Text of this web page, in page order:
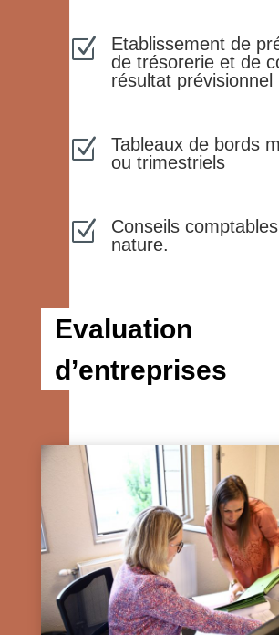
Z
Etablissement de
de trésorerie et de
résultat prévisionnel
Z
Tableaux de bords
ou trimestriels
Z
Conseils
nature.
Evaluation
d’entreprises